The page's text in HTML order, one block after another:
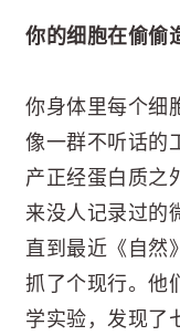
你的细胞在偷偷
你身体里每个细
像一群不听话的
产正经蛋白质之
来没人记录过的
直到最近《自然
抓了个现行。他
学实验，发现了